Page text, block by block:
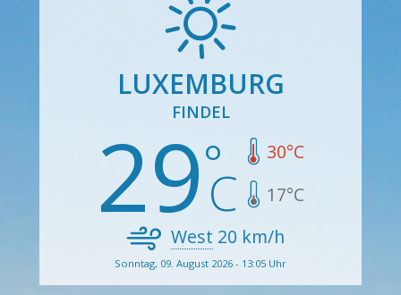
LUXEMBURG
FINDEL
29 30°C
17°C
West 20 km/h
Sonntag, 09. August 2026 - 13:05 Uhr